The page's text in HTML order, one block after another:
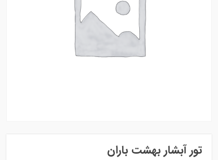
تور آبشار بهشت باران